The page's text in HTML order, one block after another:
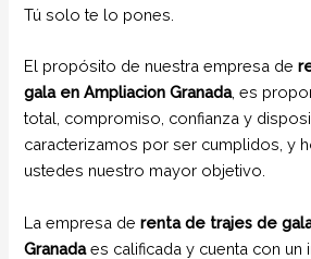
Tú solo te lo pones.
El propósito de nuestra empresa de
gala en Ampliacion Granada, es
total, compromiso, confianza y
caracterizamos por ser cumplidos, y
ustedes nuestro mayor objetivo.
La empresa derenta de trajes de
Granadaes calificada y cuenta con un